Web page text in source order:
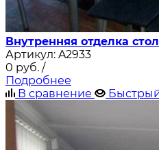
Внутренняя отделка
Артикул: A2933
0 руб. /
Подробнее
В сравнение